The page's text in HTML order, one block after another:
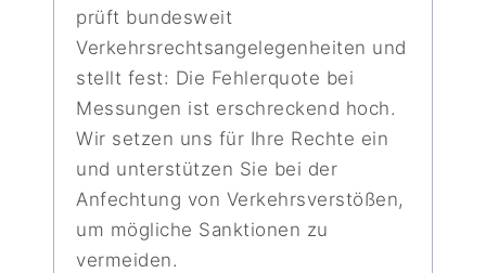
prüft bundesweit
Verkehrsrechtsangelegenheiten und
stellt fest: Die Fehlerquote bei
Messungen ist erschreckend hoch.
Wir setzen uns für Ihre Rechte ein
und unterstützen Sie bei der
Anfechtung von Verkehrsverstößen,
um mögliche Sanktionen zu
vermeiden.